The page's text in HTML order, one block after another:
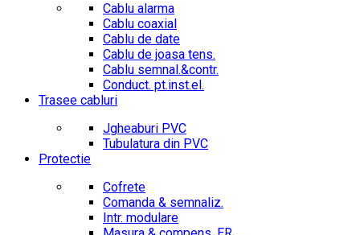
Cablu alarma
Cablu coaxial
Cablu de date
Cablu de joasa tens.
Cablu semnal.&contr.
Conduct. pt.inst.el.
Trasee cabluri
Jgheaburi PVC
Tubulatura din PVC
Protectie
Cofrete
Comanda & semnaliz.
Intr. modulare